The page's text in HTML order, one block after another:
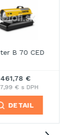
B 70 CED
€
€ s DPH
DETAIL